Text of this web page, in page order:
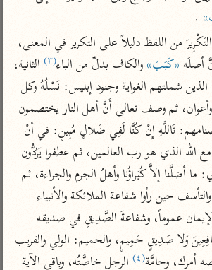
تفسير قتادة
اشترك
• تليجرام •تويتر
تعليمات •عن الباحث القرآني
.
أصلَه «كَبَبَ» والكاف بدلٌ من الباء(٣)
أمرك، وحامَّة(٤)